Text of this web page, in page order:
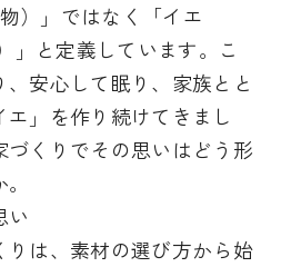
）」ではなく「イエ
」と定義しています。こ
安心して眠り、家族とと
」を作り続けてきまし
くりでその思いはどう形
い
は、素材の選び方から始